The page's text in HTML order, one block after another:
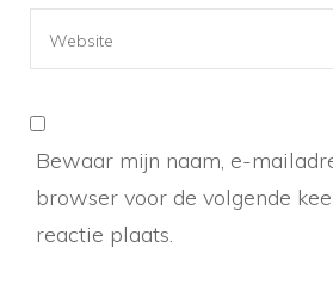
Bewaar mijn naam, e-
browser voor de volgende
reactie plaats.